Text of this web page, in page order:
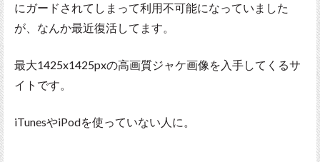
にガードされてしまって利用不可能になっていました
が、なんか最近復活してます。
最大1425x1425pxの高画質ジャケ画像を入手してくるサ
イトです。
iTunesやiPodを使っていない人に。